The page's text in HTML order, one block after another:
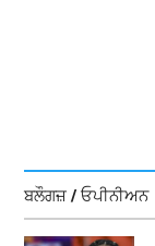
ਬਲੌਗਜ਼ / ਓਪੀਨੀਅਨ